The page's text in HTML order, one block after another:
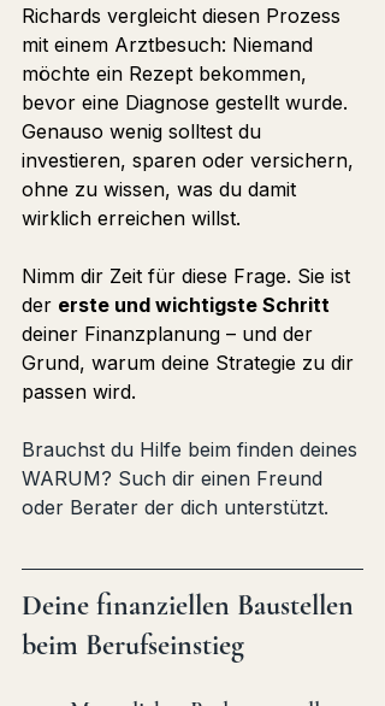
Richards vergleicht diesen Prozess
mit einem Arztbesuch: Niemand
möchte ein Rezept bekommen,
bevor eine Diagnose gestellt wurde.
Genauso wenig solltest du
investieren, sparen oder versichern,
ohne zu wissen, was du damit
wirklich erreichen willst.
Nimm dir Zeit für diese Frage. Sie ist
der erste und wichtigste Schritt
deiner Finanzplanung – und der
Grund, warum deine Strategie zu dir
passen wird.
Brauchst du Hilfe beim finden deines
WARUM? Such dir einen Freund
oder Berater der dich unterstützt.
Deine finanziellen Baustellen
beim Berufseinstieg